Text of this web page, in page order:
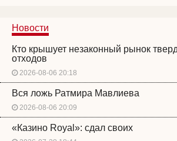
Новости
Кто крышует незаконный рынок
отходов
2026-08-06 20:18
Вся ложь Ратмира Мавлиева
2026-08-06 20:09
«Казино Royal»: сдал своих